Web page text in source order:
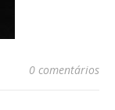
0 comentários